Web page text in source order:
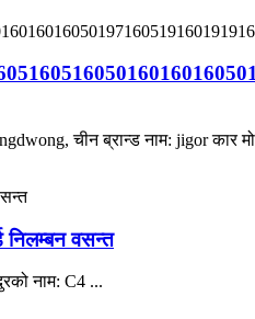
चीन ब्रान्ड नाम: jigor कार
निलम्बन वसन्त
नाम: C4 ...